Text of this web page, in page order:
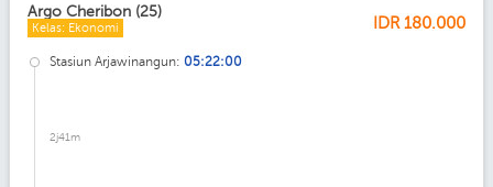
Argo Cheribon (25)
Kelas: Ekonomi IDR 180.000
Stasiun Arjawinangun: 05:22:00
2j41m